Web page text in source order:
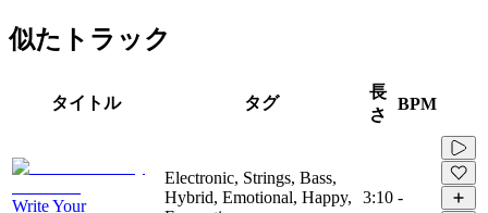
似たトラック
タイトル タグ
長
さ
BPM
Write Your
Electronic, Strings, Bass,
Hybrid, Emotional, Happy,
3:10 -